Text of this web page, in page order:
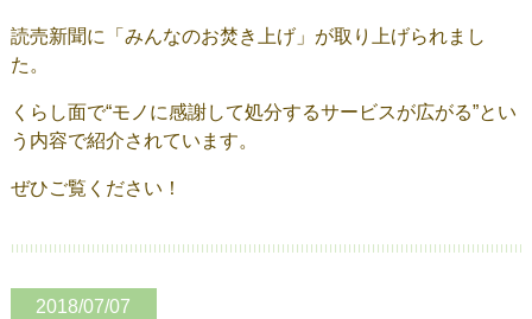
読売新聞に「みんなのお焚き上げ」が取り上げられまし
た。
くらし面で“モノに感謝して処分するサービスが広がる”とい
う内容で紹介されています。
ぜひご覧ください！
2018/07/07